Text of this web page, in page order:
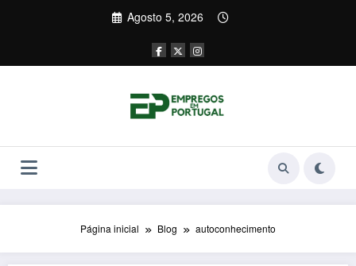
Agosto 5, 2026
Página inicial Blog autoconhecimento